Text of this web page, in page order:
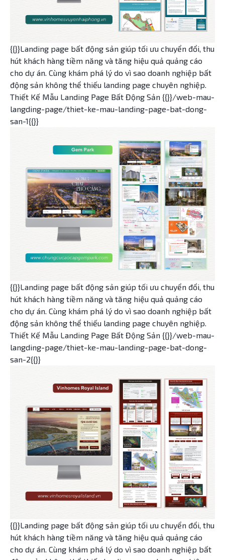
{{}}Landing page bất động sản giúp tối ưu chuyển đổi, thu
hút khách hàng tiềm năng và tăng hiệu quả quảng cáo
cho dự án. Cùng khám phá lý do vì sao doanh nghiệp bất
động sản không thể thiếu landing page chuyên nghiệp.
Thiết Kế Mẫu Landing Page Bất Động Sản {{}}/web-mau-
langding-page/thiet-ke-mau-landing-page-bat-dong-
san-1{{}}
{{}}Landing page bất động sản giúp tối ưu chuyển đổi, thu
hút khách hàng tiềm năng và tăng hiệu quả quảng cáo
cho dự án. Cùng khám phá lý do vì sao doanh nghiệp bất
động sản không thể thiếu landing page chuyên nghiệp.
Thiết Kế Mẫu Landing Page Bất Động Sản {{}}/web-mau-
langding-page/thiet-ke-mau-landing-page-bat-dong-
san-2{{}}
{{}}Landing page bất động sản giúp tối ưu chuyển đổi, thu
hút khách hàng tiềm năng và tăng hiệu quả quảng cáo
cho dự án. Cùng khám phá lý do vì sao doanh nghiệp bất